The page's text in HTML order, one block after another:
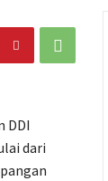
DDI
dari